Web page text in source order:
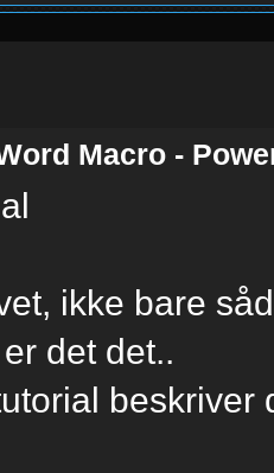
Macro -
ikke bare
det det..
beskriver